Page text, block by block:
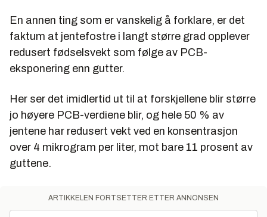
En annen ting som er vanskelig å forklare, er det
faktum at jentefostre i langt større grad opplever
redusert fødselsvekt som følge av PCB-
eksponering enn gutter.
Her ser det imidlertid ut til at forskjellene blir større
jo høyere PCB-verdiene blir, og hele 50 % av
jentene har redusert vekt ved en konsentrasjon
over 4 mikrogram per liter, mot bare 11 prosent av
guttene.
ARTIKKELEN FORTSETTER ETTER ANNONSEN